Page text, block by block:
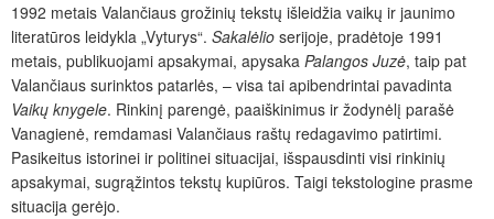
1992 metais Valančiaus grožinių tekstų išleidžia vaikų ir jaunimo
literatūros leidykla „Vyturys“. Sakalėlio serijoje, pradėtoje 1991
metais, publikuojami apsakymai, apysaka Palangos Juzė, taip pat
Valančiaus surinktos patarlės, – visa tai apibendrintai pavadinta
Vaikų knygele. Rinkinį parengė, paaiškinimus ir žodynėlį parašė
Vanagienė, remdamasi Valančiaus raštų redagavimo patirtimi.
Pasikeitus istorinei ir politinei situacijai, išspausdinti visi rinkinių
apsakymai, sugrąžintos tekstų kupiūros. Taigi tekstologine prasme
situacija gerėjo.